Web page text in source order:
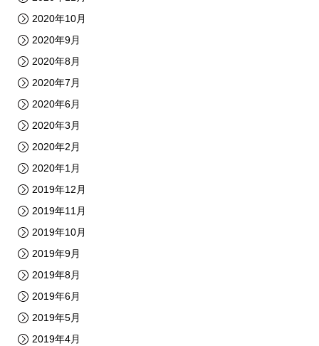
2020年10月
2020年9月
2020年8月
2020年7月
2020年6月
2020年3月
2020年2月
2020年1月
2019年12月
2019年11月
2019年10月
2019年9月
2019年8月
2019年6月
2019年5月
2019年4月